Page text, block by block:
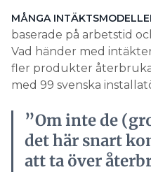
Här
sorteras
produkter.
Daniel
Roos
EN VIKTIG
produkterna
soptunnan.
avfall och får
kunderna
garantier.
att det inte
– eller bara garanti i ett
MÅNGA
baserade på arbetstid
Vad händer med
fler produkter
med 99 svenska
”Om inte de
det här snart
att ta över